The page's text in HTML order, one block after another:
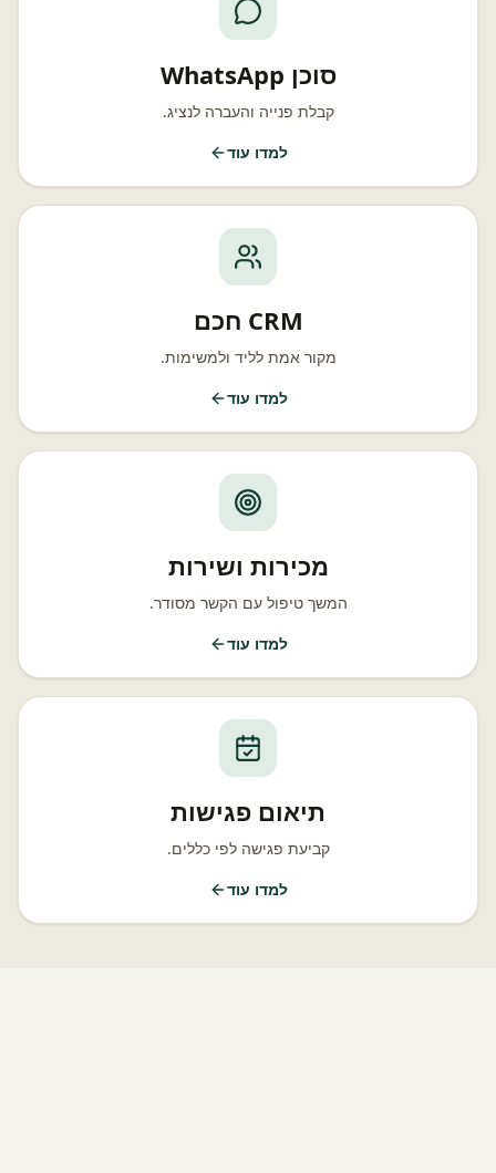
סוכן WhatsApp
קבלת פנייה והעברה לנציג.
למדו עוד
CRM חכם
מקור אמת לליד ולמשימות.
למדו עוד
מכירות ושירות
המשך טיפול עם הקשר מסודר.
למדו עוד
תיאום פגישות
קביעת פגישה לפי כללים.
למדו עוד